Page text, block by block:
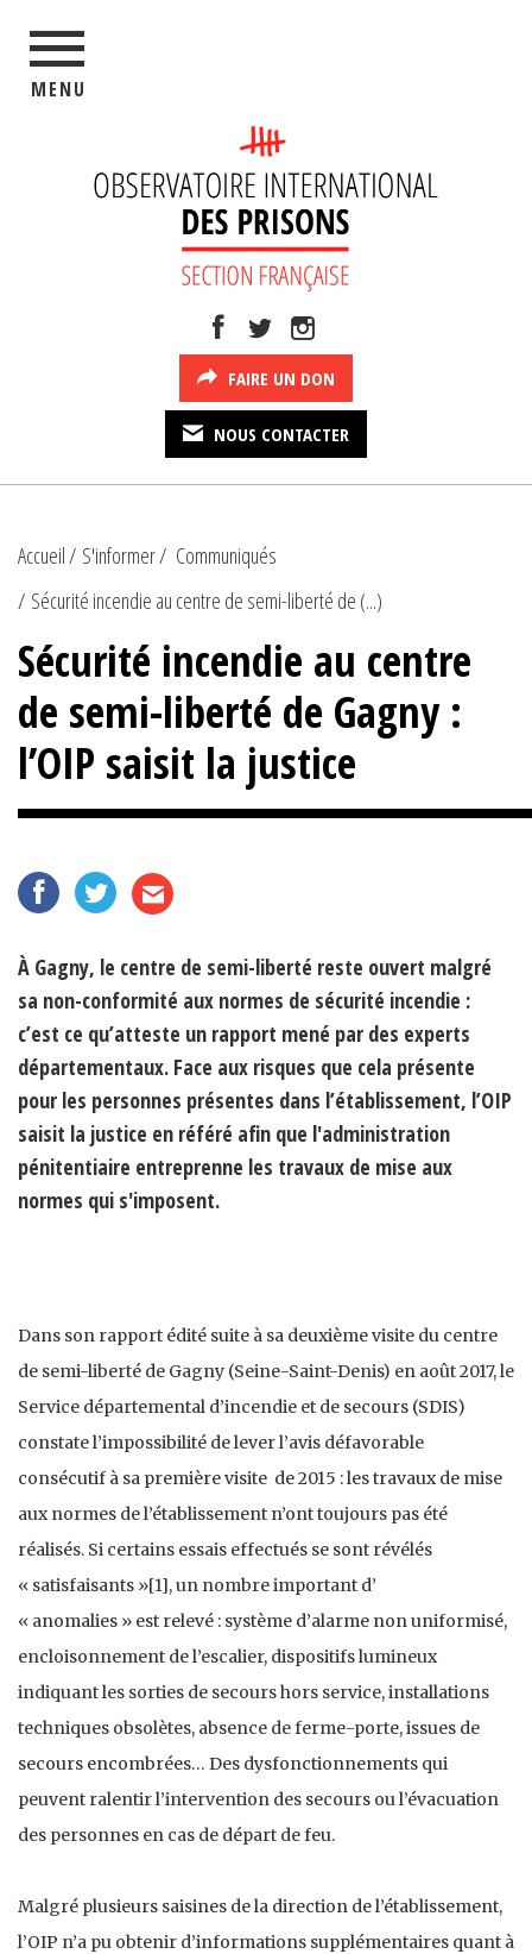
MENU
FAIRE UN DON
NOUS CONTACTER
Accueil S'informer
Communiqués
Sécurité incendie au centre de semi-liberté de (...)
Sécurité incendie au centre
de semi-liberté de Gagny :
l’OIP saisit la justice
À Gagny, le centre de semi-liberté reste ouvert malgré
sa non-conformité aux normes de sécurité incendie :
c’est ce qu’atteste un rapport mené par des experts
départementaux. Face aux risques que cela présente
pour les personnes présentes dans l’établissement, l’OIP
saisit la justice en référé afin que l'administration
pénitentiaire entreprenne les travaux de mise aux
normes qui s'imposent.
Dans son rapport édité suite à sa deuxième visite du centre
de semi-liberté de Gagny (Seine-Saint-Denis) en août 2017, le
Service départemental d’incendie et de secours (SDIS)
constate l’impossibilité de lever l’avis défavorable
consécutif à sa première visite de 2015 : les travaux de mise
aux normes de l’établissement n’ont toujours pas été
réalisés. Si certains essais effectués se sont révélés
« satisfaisants »[1], un nombre important d’
« anomalies » est relevé : système d’alarme non uniformisé,
encloisonnement de l’escalier, dispositifs lumineux
indiquant les sorties de secours hors service, installations
techniques obsolètes, absence de ferme-porte, issues de
secours encombrées… Des dysfonctionnements qui
peuvent ralentir l’intervention des secours ou l’évacuation
des personnes en cas de départ de feu.
Malgré plusieurs saisines de la direction de l’établissement,
l’OIP n’a pu obtenir d’informations supplémentaires quant à